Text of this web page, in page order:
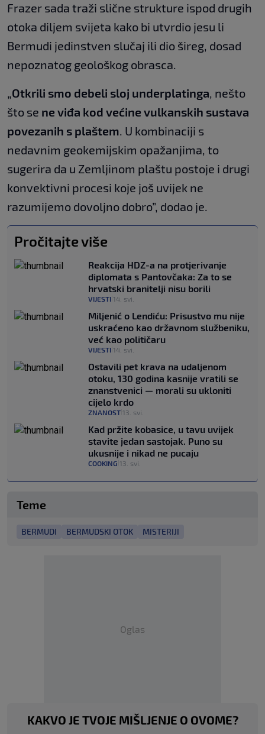
Frazer sada traži slične strukture ispod drugih
otoka diljem svijeta kako bi utvrdio jesu li
Bermudi jedinstven slučaj ili dio šireg, dosad
nepoznatog geološkog obrasca.
„Otkrili smo debeli sloj underplatinga, nešto
što se ne viđa kod većine vulkanskih sustava
povezanih s plaštem. U kombinaciji s
nedavnim geokemijskim opažanjima, to
sugerira da u Zemljinom plaštu postoje i drugi
konvektivni procesi koje još uvijek ne
razumijemo dovoljno dobro”, dodao je.
Pročitajte više
Reakcija HDZ-a na protjerivanje
diplomata s Pantovčaka: Za to se
hrvatski branitelji nisu borili
VIJESTI 14. svi.
Miljenić o Lendiću: Prisustvo mu nije
uskraćeno kao državnom službeniku,
već kao političaru
VIJESTI 14. svi.
Ostavili pet krava na udaljenom
otoku, 130 godina kasnije vratili se
znanstvenici — morali su ukloniti
cijelo krdo
ZNANOST 13. svi.
Kad pržite kobasice, u tavu uvijek
stavite jedan sastojak. Puno su
ukusnije i nikad ne pucaju
COOKING 13. svi.
Teme
BERMUDI BERMUDSKI OTOK MISTERIJI
Oglas
KAKVO JE TVOJE MIŠLJENJE O OVOME?